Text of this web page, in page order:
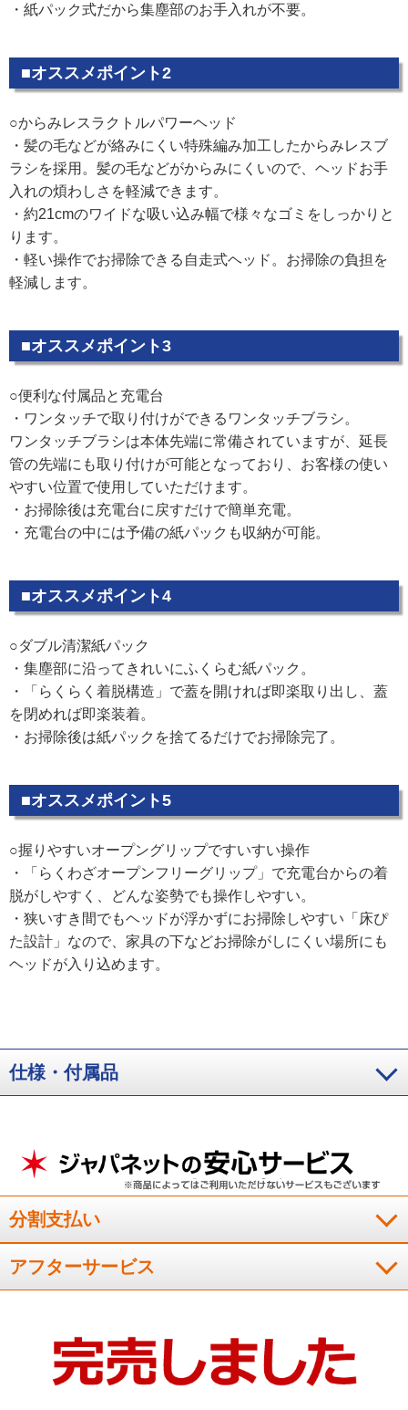
・紙パック式だから集塵部のお手入れが不要。
■オススメポイント2
○からみレスラクトルパワーヘッド
・髪の毛などが絡みにくい特殊編み加工したからみレスブ
ラシを採用。髪の毛などがからみにくいので、ヘッドお手
入れの煩わしさを軽減できます。
・約21cmのワイドな吸い込み幅で様々なゴミをしっかりと
ります。
・軽い操作でお掃除できる自走式ヘッド。お掃除の負担を
軽減します。
■オススメポイント3
○便利な付属品と充電台
・ワンタッチで取り付けができるワンタッチブラシ。
ワンタッチブラシは本体先端に常備されていますが、延長
管の先端にも取り付けが可能となっており、お客様の使い
やすい位置で使用していただけます。
・お掃除後は充電台に戻すだけで簡単充電。
・充電台の中には予備の紙パックも収納が可能。
■オススメポイント4
○ダブル清潔紙パック
・集塵部に沿ってきれいにふくらむ紙パック。
・「らくらく着脱構造」で蓋を開ければ即楽取り出し、蓋
を閉めれば即楽装着。
・お掃除後は紙パックを捨てるだけでお掃除完了。
■オススメポイント5
○握りやすいオープングリップですいすい操作
・「らくわざオープンフリーグリップ」で充電台からの着
脱がしやすく、どんな姿勢でも操作しやすい。
・狭いすき間でもヘッドが浮かずにお掃除しやすい「床ぴ
た設計」なので、家具の下などお掃除がしにくい場所にも
ヘッドが入り込めます。
仕様・付属品
分割支払い
アフターサービス